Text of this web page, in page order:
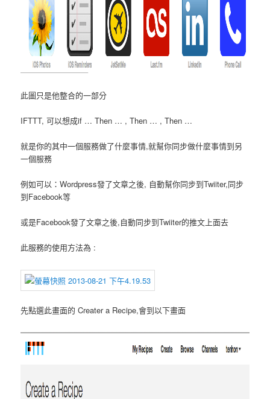
此圖只是他整合的一部分
IFTTT, 可以想成if … Then … , Then … , Then …
就是你的其中一個服務做了什麼事情,就幫你同步做什麼事情到另
一個服務
例如可以：Wordpress發了文章之後, 自動幫你同步到Twiiter,同步
到Facebook等
或是Facebook發了文章之後,自動同步到Twiiter的推文上面去
此服務的使用方法為 :
先點選此畫面的 Creater a Recipe,會到以下畫面